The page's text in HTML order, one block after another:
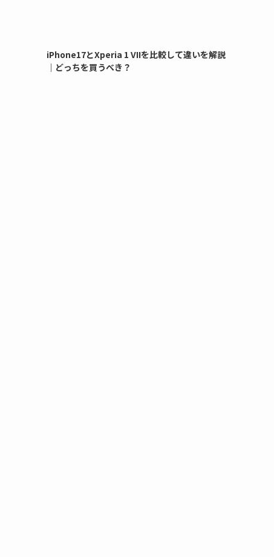
iPhone17とXperia 1 VIIを比較して違いを解説
｜どっちを買うべき？